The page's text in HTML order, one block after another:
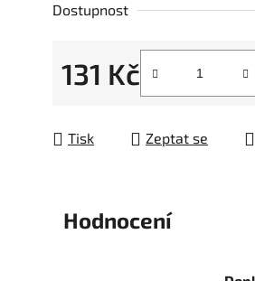
z
hvězdiček.
Dostupnost
131 Kč
Měrná cena:
Tisk Zeptat se
Hodnocení